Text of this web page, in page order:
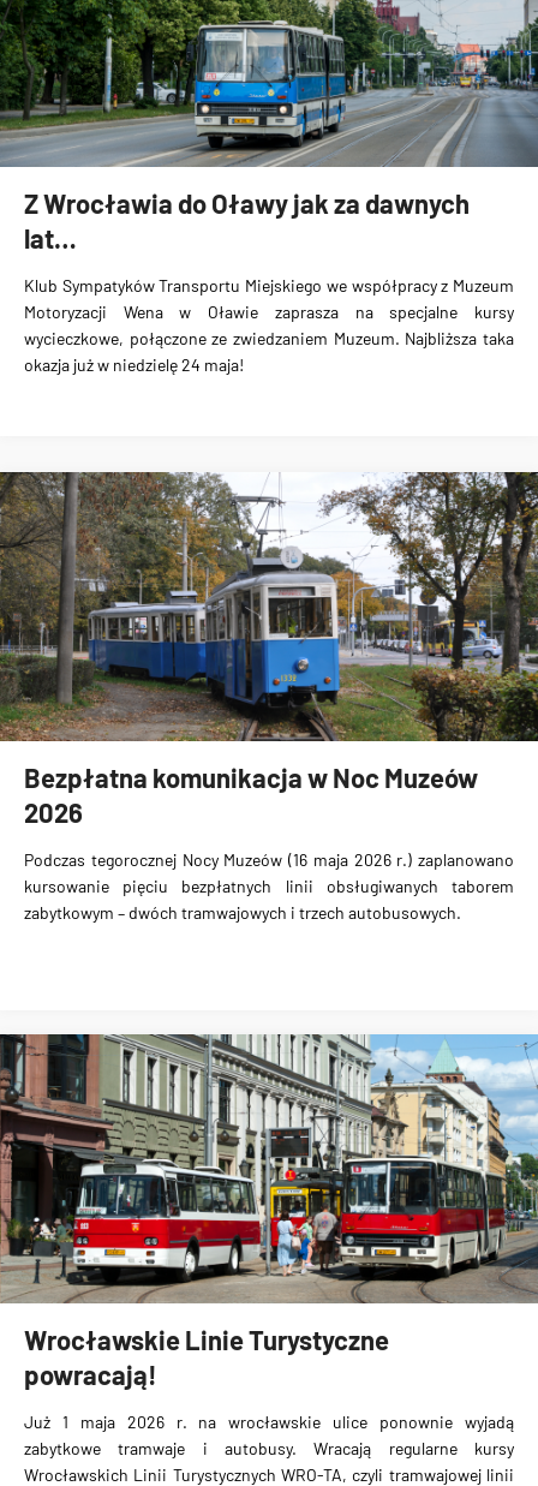
Z Wrocławia do Oławy jak za dawnych
lat…
Klub Sympatyków Transportu Miejskiego we współpracy z Muzeum
Motoryzacji Wena w Oławie zaprasza na specjalne kursy
wycieczkowe, połączone ze zwiedzaniem Muzeum. Najbliższa taka
okazja już w niedzielę 24 maja!
Bezpłatna komunikacja w Noc Muzeów
2026
Podczas tegorocznej Nocy Muzeów (16 maja 2026 r.) zaplanowano
kursowanie pięciu bezpłatnych linii obsługiwanych taborem
zabytkowym – dwóch tramwajowych i trzech autobusowych.
Wrocławskie Linie Turystyczne
powracają!
Już 1 maja 2026 r. na wrocławskie ulice ponownie wyjadą
zabytkowe tramwaje i autobusy. Wracają regularne kursy
Wrocławskich Linii Turystycznych WRO-TA, czyli tramwajowej linii